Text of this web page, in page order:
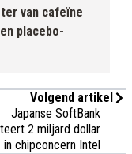
van cafeïne
placebo-
Volgend artikel
Japanse SoftBank
2 miljard dollar
in chipconcern Intel